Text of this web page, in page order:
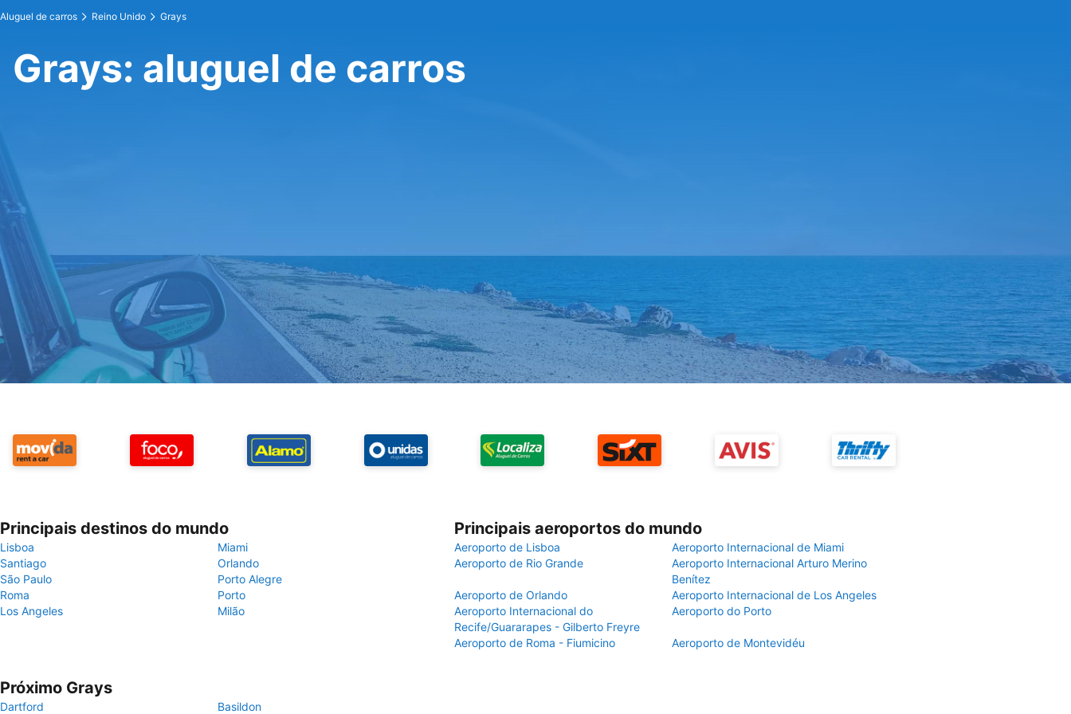
Aluguel de carros Reino Unido Grays
Grays: aluguel de carros
Principais destinos do mundo
Lisboa
Miami
Santiago
Orlando
São Paulo
Porto Alegre
Roma
Porto
Los Angeles
Milão
Principais aeroportos do mundo
Aeroporto de Lisboa
Aeroporto Internacional de Miami
Aeroporto de Rio Grande
Aeroporto Internacional Arturo Merino
Benítez
Aeroporto de Orlando
Aeroporto Internacional de Los Angeles
Aeroporto Internacional do
Recife/Guararapes - Gilberto Freyre
Aeroporto do Porto
Aeroporto de Roma - Fiumicino Aeroporto de Montevidéu
Próximo Grays
Dartford Basildon